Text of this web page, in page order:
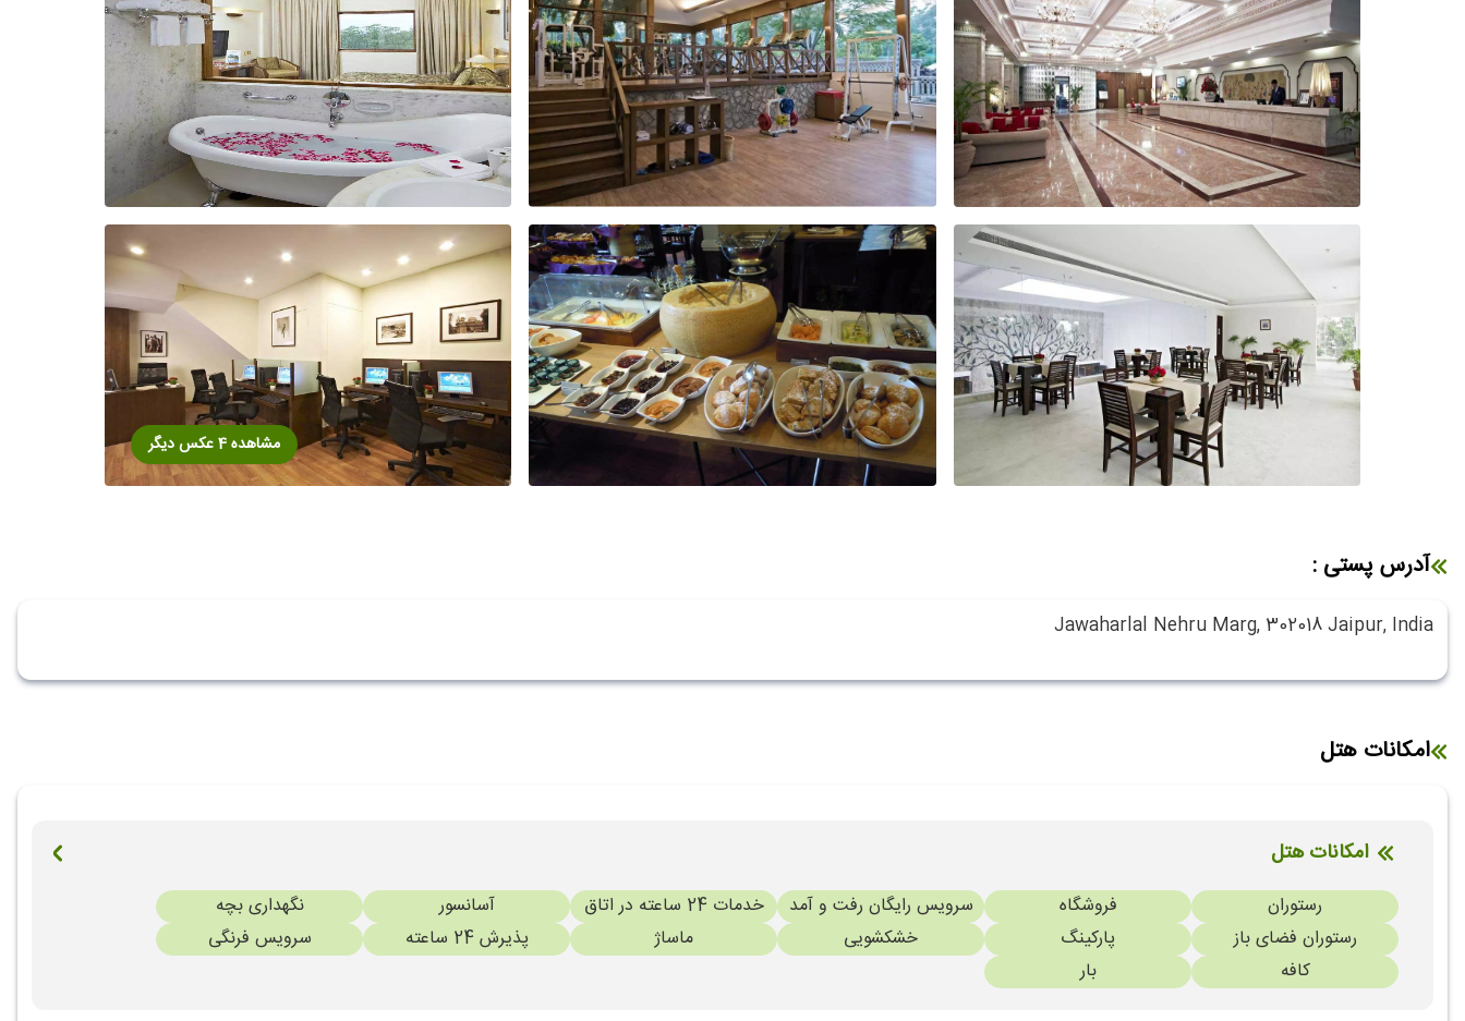
مشاهده 4 عکس دیگر
آدرس پستی :
Jawaharlal Nehru Marg, 302018 Jaipur, India
امکانات هتل
امکانات هتل
رستوران فروشگاه سرویس رایگان رفت و آمد خدمات 24 ساعته در اتاق آسانسور
نگهداری بچه
رستوران فضای باز
پارکینگ خشکشویی ماساژ پذیرش 24 ساعته
سرویس فرنگی
کافه
بار